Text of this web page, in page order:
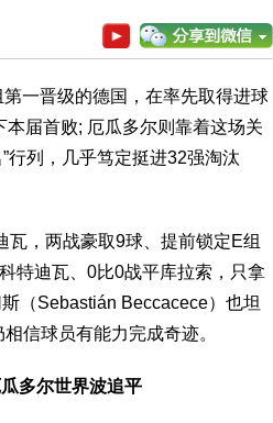
一晋级的德国，在率先取得进球
届首败; 厄瓜多尔则靠着这场关
行列，几乎笃定挺进32强淘汰
，两战豪取9球、提前锁定E组
特迪瓦、0比0战平库拉索，只拿
（Sebastián Beccacece）也坦
信球员有能力完成奇迹。
多尔世界波追平